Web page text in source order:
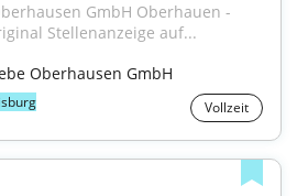
GmbH Oberhauen -
Stellenanzeige auf...
Oberhausen GmbH
Vollzeit